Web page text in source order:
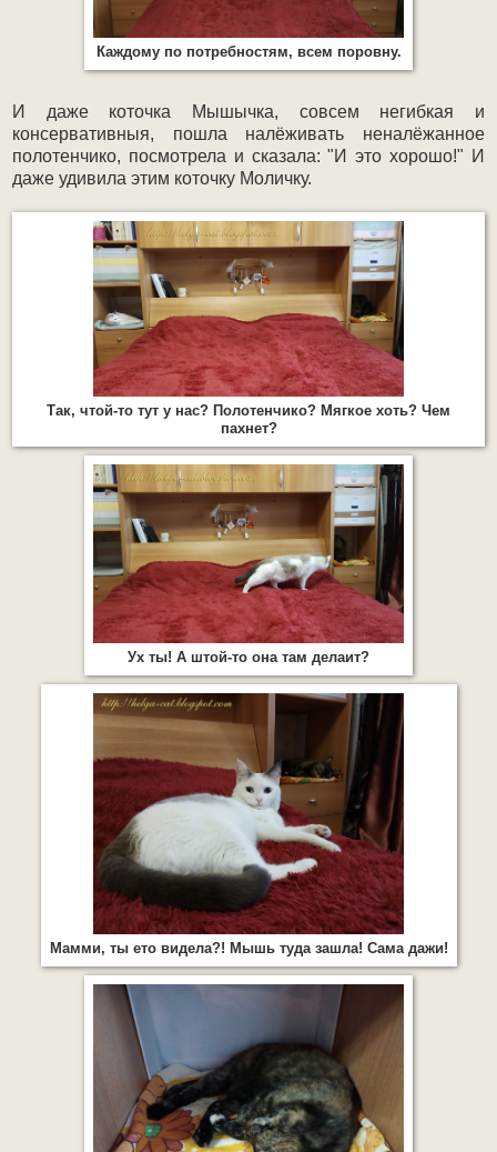
Каждому по потребностям, всем поровну.
И даже коточка Мышычка, совсем негибкая и
консервативныя, пошла налёживать неналёжанное
полотенчико, посмотрела и сказала: "И это хорошо!" И
даже удивила этим коточку Моличку.
Так, чтой-то тут у нас? Полотенчико? Мягкое хоть? Чем
пахнет?
Ух ты! А штой-то она там делаит?
Мамми, ты ето видела?! Мышь туда зашла! Сама дажи!